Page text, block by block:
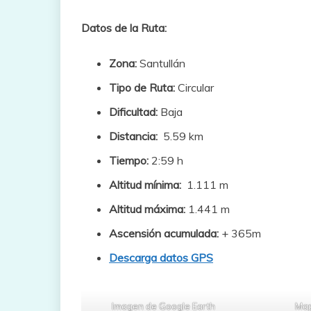
Datos de la Ruta:
Zona: Santullán
Tipo de Ruta: Circular
Dificultad: Baja
Distancia: 5.59 km
Tiempo: 2:59 h
Altitud mínima: 1.111 m
Altitud máxima: 1.441 m
Ascensión acumulada: + 365m
Descarga datos GPS
Imagen de Google Earth